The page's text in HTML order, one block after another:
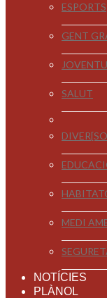
ESPORTS
GENT
SALUT
MEDI
NOTÍCIES
PLÀNOL